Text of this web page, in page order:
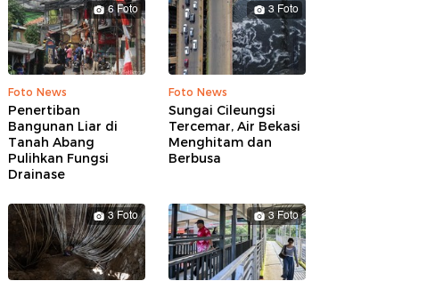
6 Foto
Foto News
Penertiban
Bangunan Liar di
Tanah Abang
Pulihkan Fungsi
Drainase
3 Foto
Foto News
Sungai Cileungsi
Tercemar, Air Bekasi
Menghitam dan
Berbusa
3 Foto 3 Foto